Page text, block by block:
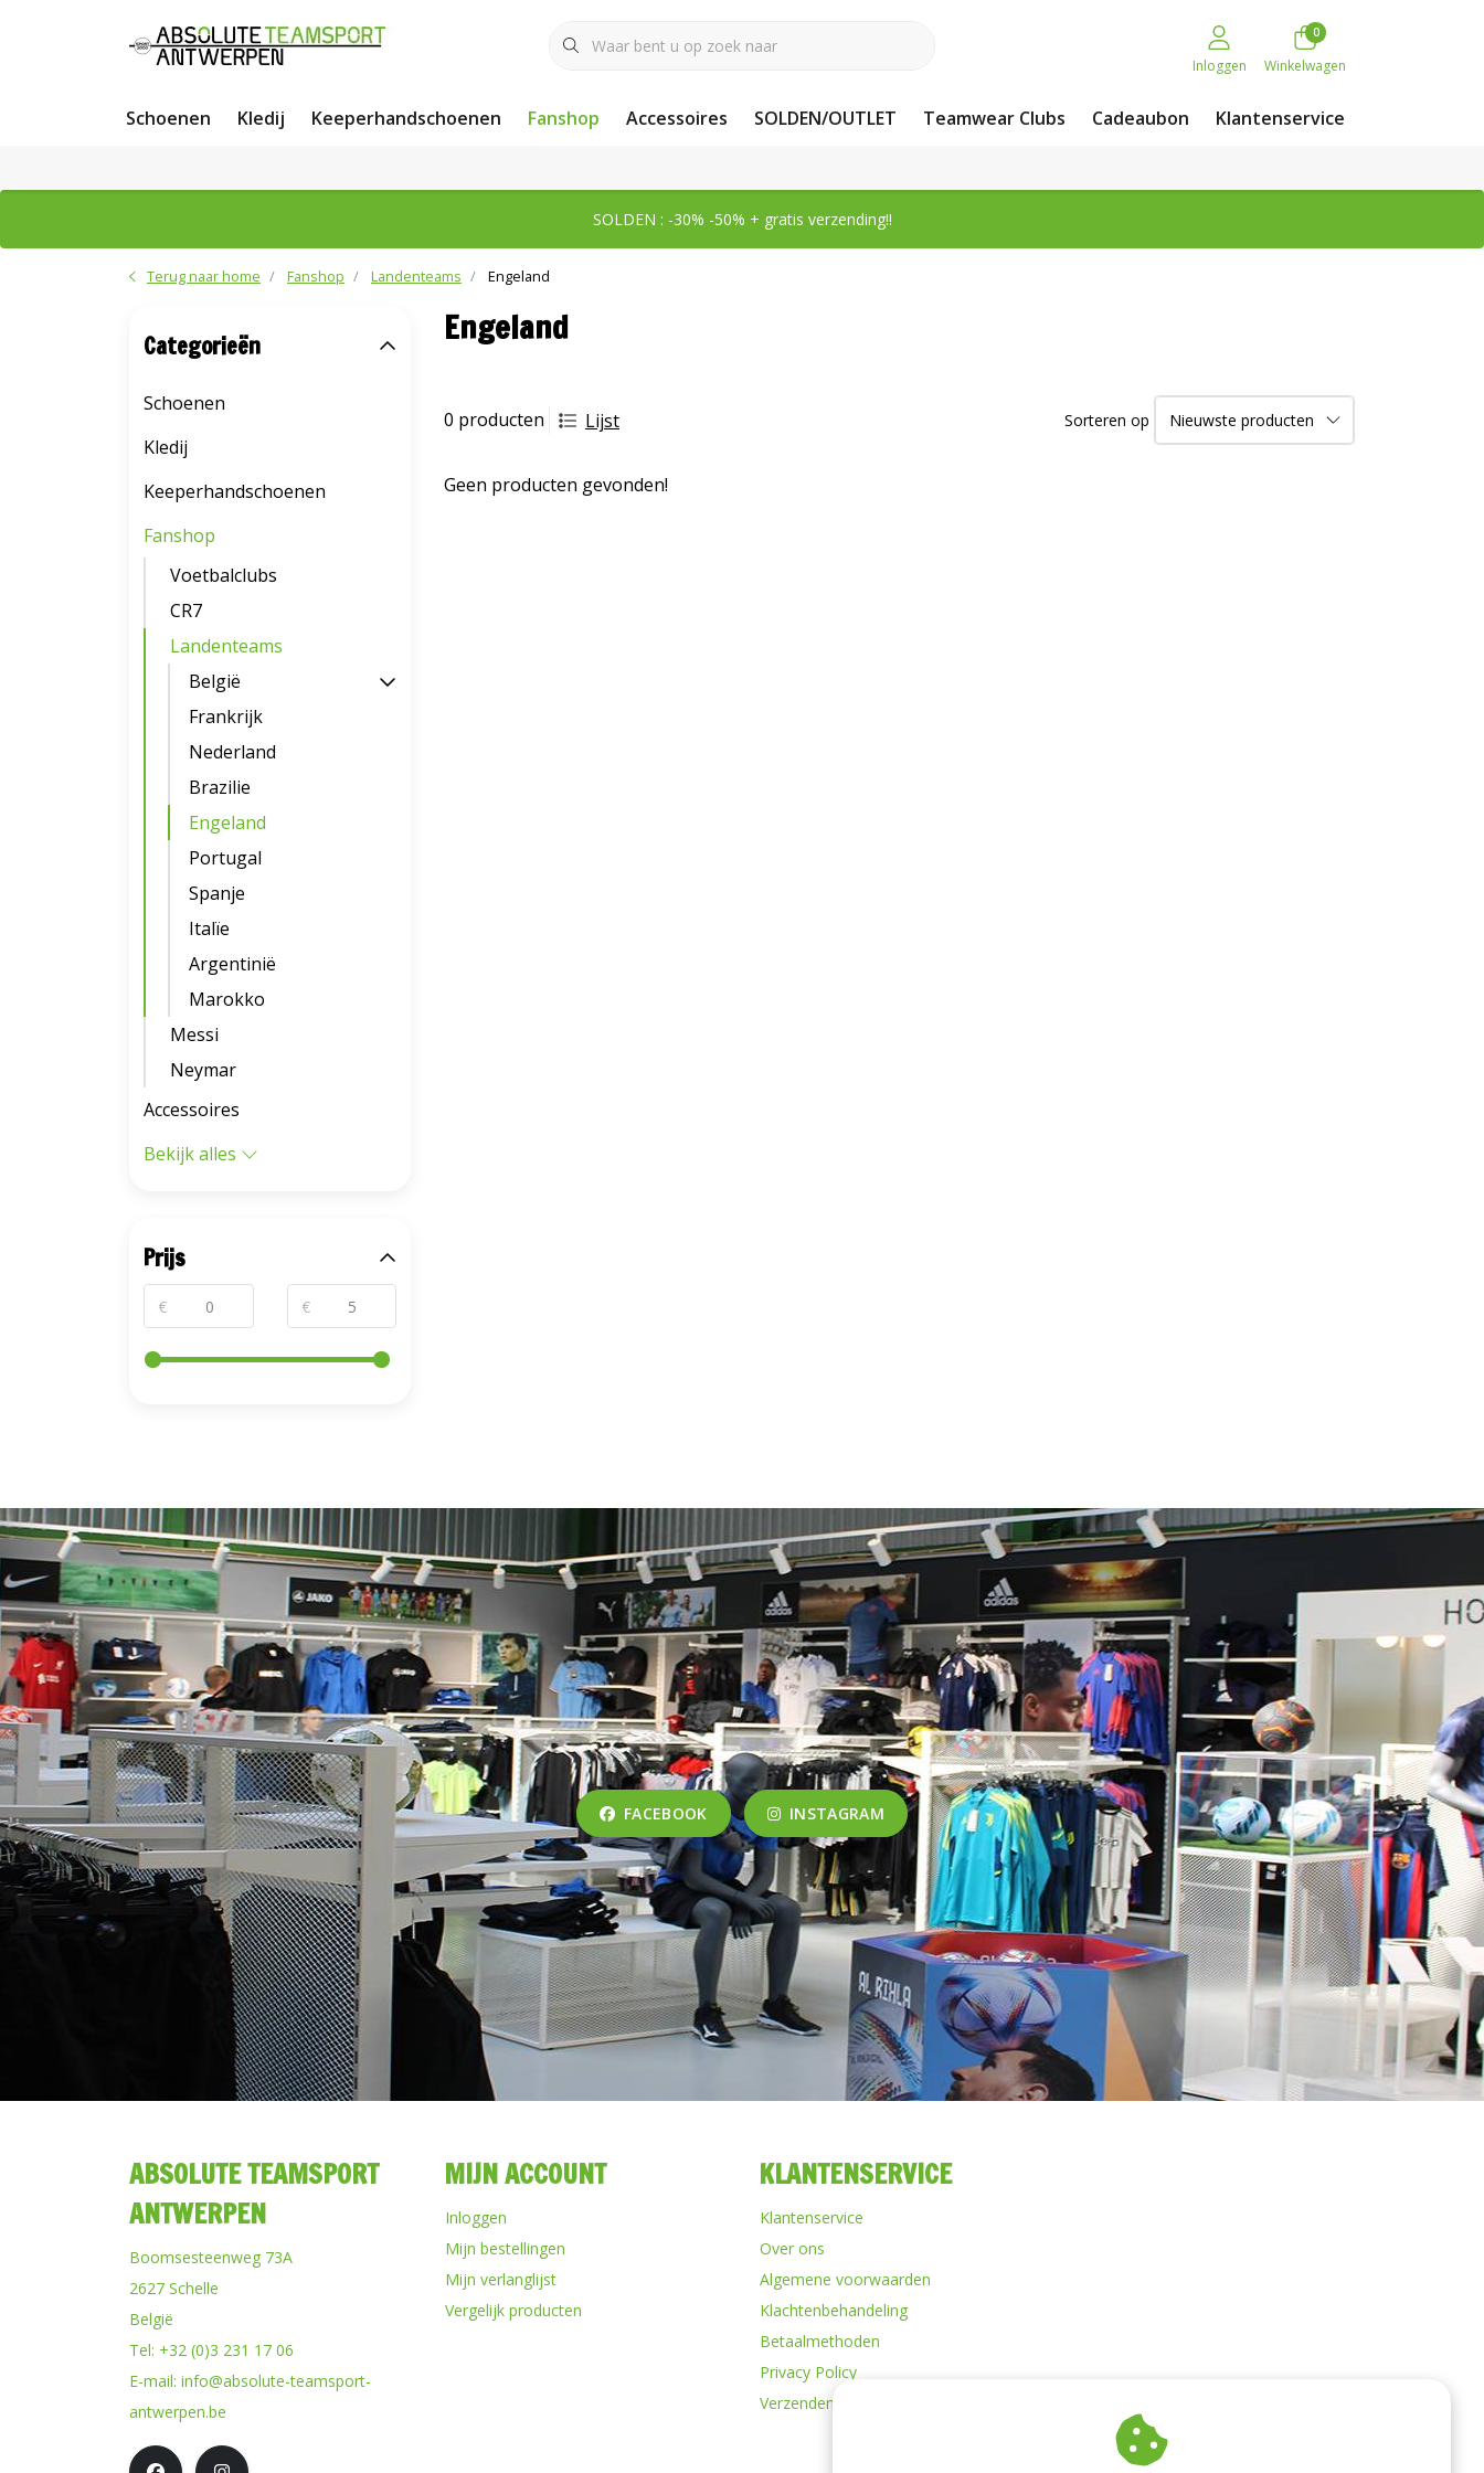
Inloggen
0
Winkelwagen
Schoenen Kledij Keeperhandschoenen Fanshop Accessoires SOLDEN/OUTLET Teamwear Clubs Cadeaubon Klantenservice
SOLDEN : -30% -50% + gratis verzending!!
Terug naar home Fanshop Landenteams Engeland
Engeland
0 producten Lijst Sorteren op
Geen producten gevonden!
Categorieën
Schoenen
Kledij
Keeperhandschoenen
Fanshop
Voetbalclubs
CR7
Landenteams
België
Frankrijk
Nederland
Brazilie
Engeland
Portugal
Spanje
Italïe
Argentinië
Marokko
Messi
Neymar
Accessoires
Bekijk alles
Prijs
€ €
FACEBOOK INSTAGRAM
ABSOLUTE TEAMSPORT
ANTWERPEN
Boomsesteenweg 73A
2627 Schelle
België
Tel: +32 (0)3 231 17 06
E-mail: info@absolute-teamsport-
antwerpen.be
MIJN ACCOUNT
Inloggen
Mijn bestellingen
Mijn verlanglijst
Vergelijk producten
KLANTENSERVICE
Klantenservice
Over ons
Algemene voorwaarden
Klachtenbehandeling
Betaalmethoden
Privacy Policy
Verzenden & retourneren